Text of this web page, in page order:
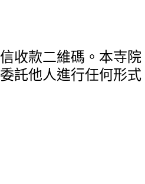
收款二維碼。本寺院
託他人進行任何形式